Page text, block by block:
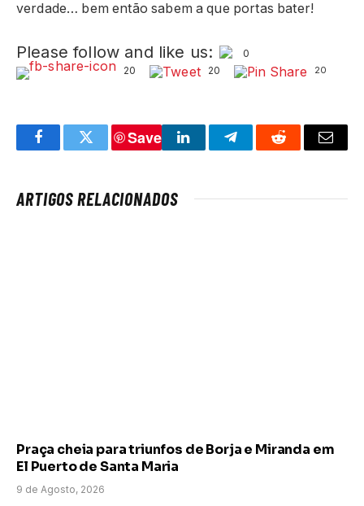
verdade… bem então sabem a que portas bater!
Please follow and like us:
0
20
20 20
FacebookTwitter
Save
LinkedInTelegramReddit Email
ARTIGOS RELACIONADOS
Praça cheia para triunfos de Borja e Miranda em
El Puerto de Santa Maria
9 de Agosto, 2026